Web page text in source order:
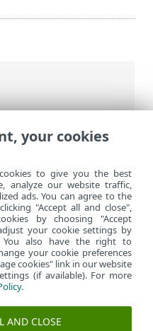
ESET Endpoint
avancée>
de bureau
your cookies
to give you the best
analyze our website traffic,
ads. You can agree to the
"Accept all and close",
by choosing "Accept
your cookie settings by
You also have the right to
your cookie preferences
cookies" link in our website
(if available). For more
.
AND CLOSE